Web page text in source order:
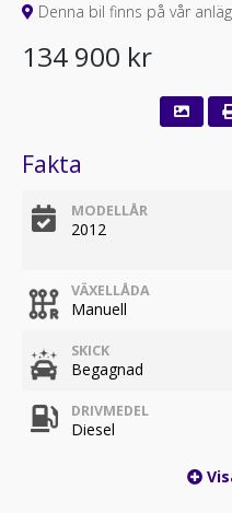
Denna bil finns på vår
134 900 kr
Fakta
MODELLÅR
2012
VÄXELLÅDA
Manuell
SKICK
Begagnad
DRIVMEDEL
Diesel